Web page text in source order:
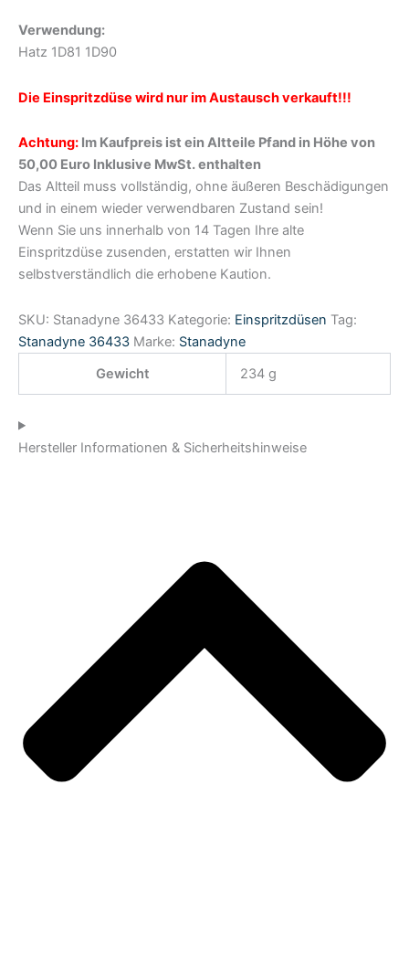
Verwendung:
Hatz 1D81 1D90
Die Einspritzdüse wird nur im Austausch verkauft!!!
Achtung: Im Kaufpreis ist ein Altteile Pfand in Höhe von
50,00 Euro Inklusive MwSt. enthalten
Das Altteil muss vollständig, ohne äußeren Beschädigungen
und in einem wieder verwendbaren Zustand sein!
Wenn Sie uns innerhalb von 14 Tagen Ihre alte
Einspritzdüse zusenden, erstatten wir Ihnen
selbstverständlich die erhobene Kaution.
SKU: Stanadyne 36433 Kategorie: Einspritzdüsen Tag:
Stanadyne 36433 Marke: Stanadyne
Gewicht
234 g
Hersteller Informationen & Sicherheitshinweise